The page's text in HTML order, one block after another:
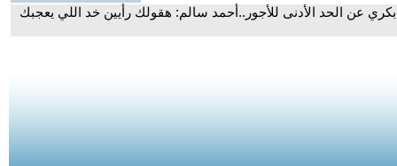
عن الحد الأدنى للأجور..أحمد سالم: هقولك رأيين خد اللي يعجبك